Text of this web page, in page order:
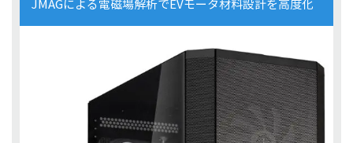
JMAGによる電磁場解析でEVモータ材料設計を高度化